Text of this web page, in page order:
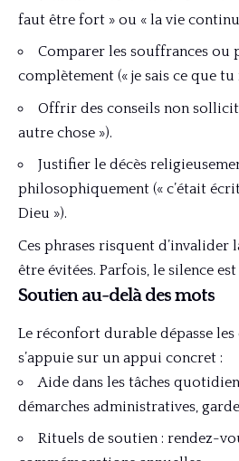
faut être fort » ou « la vie
Comparer les souffrances ou
complètement (« je sais ce que tu
Offrir des conseils non
autre chose »).
Justifier le décès
philosophiquement (« c’était
Dieu »).
Ces phrases risquent
être évitées. Parfois, le silence
Soutien au-delà des mots
Le réconfort durable dépasse les
s’appuie sur un appui concret :
Aide dans les tâches
démarches administratives, garde
Rituels de soutien : rendez-